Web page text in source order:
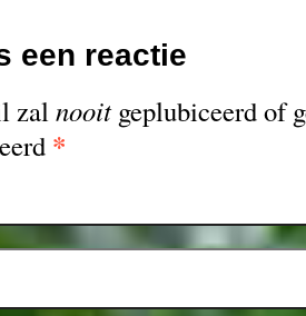
een reactie
zalnooitgeplubiceerd of
*